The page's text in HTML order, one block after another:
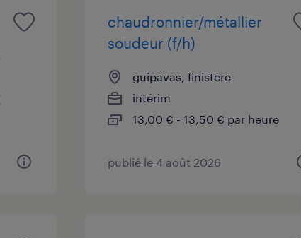
chaudronnier/métallier
soudeur (f/h)
guipavas, finistère
intérim
13,00 € - 13,50 € par heure
publié le 4 août 2026